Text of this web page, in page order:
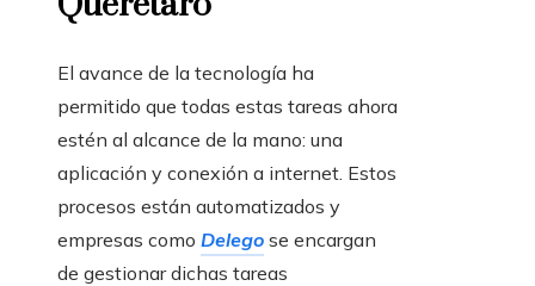
El avance de la tecnología ha
permitido que todas estas tareas ahora
estén al alcance de la mano: una
aplicación y conexión a internet. Estos
procesos están automatizados y
empresas como Delego se encargan
de gestionar dichas tareas